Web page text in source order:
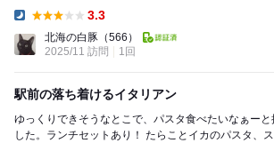
3.3
北海の白豚 （566）
2025/11 訪問
1回
駅前の落ち着けるイタリアン
ゆっくりできそうなとこで、パスタ食べたいなぁーと
した。ランチセットあり！ たらことイカのパスタ、スープ、ドリンクで